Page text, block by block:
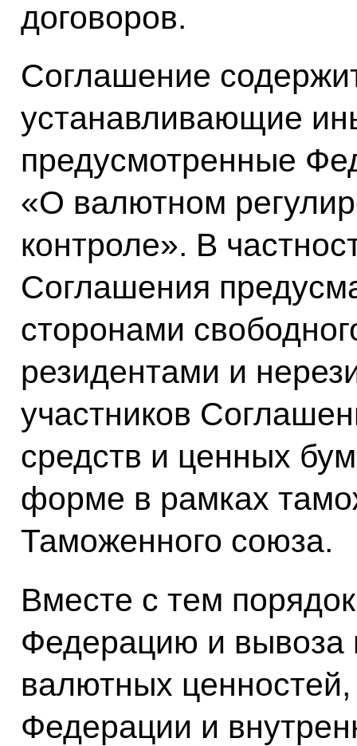
договоров.
Соглашение
устанавливающие
предусмотренные
«О валютном
контроле». В
Соглашения
сторонами
резидентами и
участников
средств и ценных
форме в рамках
Таможенного союза.
Вместе с тем
Федерацию и вывоза
валютных
Федерации и